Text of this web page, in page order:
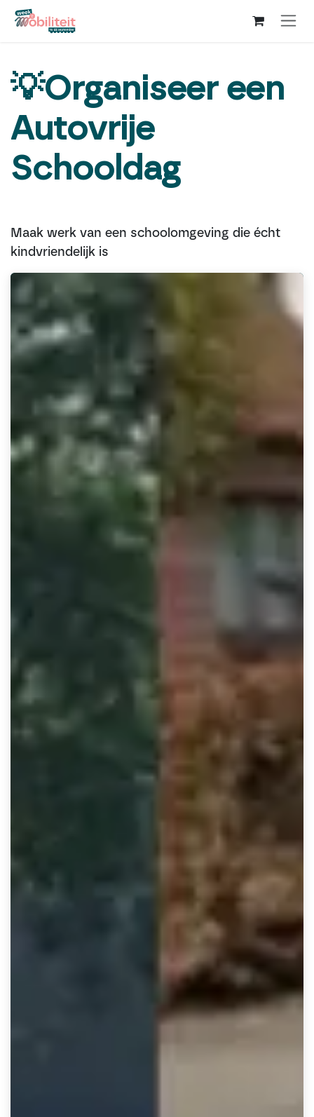
Overslaan naar inhoud
💡Organiseer een
Autovrije
Schooldag
Maak werk van een schoolomgeving die écht
kindvriendelijk is